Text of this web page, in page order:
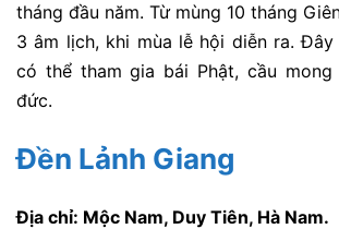
tháng đầu năm. Từ mùng 10 tháng
3 âm lịch, khi mùa lễ hội diễn ra.
có thể tham gia bái Phật, cầu
đức.
Đền Lảnh Giang
Địa chỉ: Mộc Nam, Duy Tiên, Hà Nam.